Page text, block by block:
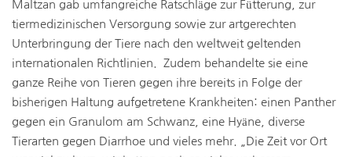
Maltzan gab umfangreiche Ratschläge zur Fütterung, zur
tiermedizinischen Versorgung sowie zur artgerechten
Unterbringung der Tiere nach den weltweit geltenden
internationalen Richtlinien. Zudem behandelte sie eine
ganze Reihe von Tieren gegen ihre bereits in Folge der
bisherigen Haltung aufgetretene Krankheiten: einen Panther
gegen ein Granulom am Schwanz, eine Hyäne, diverse
Tierarten gegen Diarrhoe und vieles mehr. „Die Zeit vor Ort